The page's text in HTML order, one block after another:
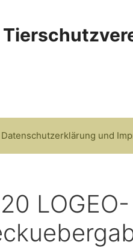
Datenschutzerklärung und
LOGEO-